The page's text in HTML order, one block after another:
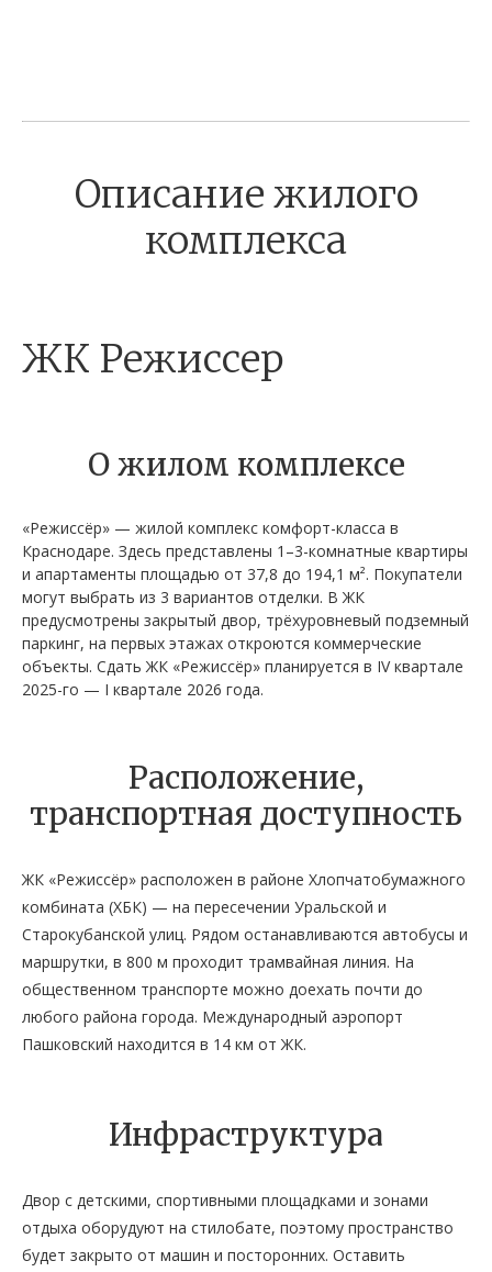
Описание жилого
комплекса
ЖК Режиссер
О жилом комплексе
«Режиссёр» — жилой комплекс комфорт-класса в
Краснодаре. Здесь представлены 1–3-комнатные квартиры
и апартаменты площадью от 37,8 до 194,1 м². Покупатели
могут выбрать из 3 вариантов отделки. В ЖК
предусмотрены закрытый двор, трёхуровневый подземный
паркинг, на первых этажах откроются коммерческие
объекты. Сдать ЖК «Режиссёр» планируется в IV квартале
2025-го — I квартале 2026 года.
Расположение,
транспортная доступность
ЖК «Режиссёр» расположен в районе Хлопчатобумажного
комбината (ХБК) — на пересечении Уральской и
Старокубанской улиц. Рядом останавливаются автобусы и
маршрутки, в 800 м проходит трамвайная линия. На
общественном транспорте можно доехать почти до
любого района города. Международный аэропорт
Пашковский находится в 14 км от ЖК.
Инфраструктура
Двор с детскими, спортивными площадками и зонами
отдыха оборудуют на стилобате, поэтому пространство
будет закрыто от машин и посторонних. Оставить